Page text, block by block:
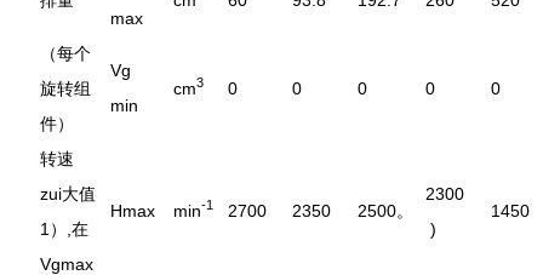
max
（每个
旋转组
件）
Vg
min
cm3 0 0 0 0 0
转速
zui大值
1）,在
Vgmax
Hmax min-1 2700 2350 2500。
2300
)
1450